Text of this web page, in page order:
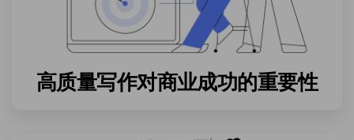
高质量写作对商业成功的重要性